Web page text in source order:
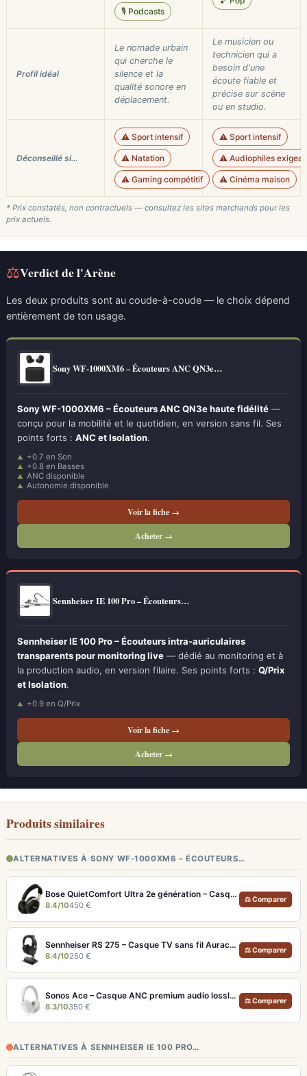
🎙️ Podcasts
Profil idéal
Le nomade urbain
qui cherche le
silence et la
qualité sonore en
déplacement.
Le musicien ou
technicien qui a
besoin d'une
écoute fiable et
précise sur scène
ou en studio.
Déconseillé si…
⚠️ Sport intensif
⚠️ Natation
⚠️ Gaming compétitif
⚠️ Sport intensif
⚠️ Audiophiles
⚠️ Cinéma maison
* Prix constatés, non contractuels — consultez les sites marchands pour les
prix actuels.
⚖Verdict de l'Arène
Les deux produits sont au coude-à-coude — le choix dépend
entièrement de ton usage.
Sony WF-1000XM6 – Écouteurs ANC QN3e…
Sony WF-1000XM6 – Écouteurs ANC QN3e haute fidélité —
conçu pour la mobilité et le quotidien, en version sans fil. Ses
points forts : ANC et Isolation.
+0.7 en Son
+0.8 en Basses
ANC disponible
Autonomie disponible
Voir la fiche →
Acheter →
Sennheiser IE 100 Pro – Écouteurs…
Sennheiser IE 100 Pro – Écouteurs intra-auriculaires
transparents pour monitoring live — dédié au monitoring et à
la production audio, en version filaire. Ses points forts : Q/Prix
et Isolation.
+0.9 en Q/Prix
Voir la fiche →
Acheter →
Produits similaires
ALTERNATIVES À SONY WF-1000XM6 – ÉCOUTEURS…
Bose QuietComfort Ultra 2e génération – Casque ANC premium avec son immersif spatial et 30h d'autonomie
8.4/10450 €
⚖ Comparer
Sennheiser RS 275 – Casque TV sans fil Auracast avec 50h d'autonomie
8.4/10250 €
⚖ Comparer
Sonos Ace – Casque ANC premium audio lossless et Dolby Atmos
8.3/10350 €
⚖ Comparer
ALTERNATIVES À SENNHEISER IE 100 PRO…